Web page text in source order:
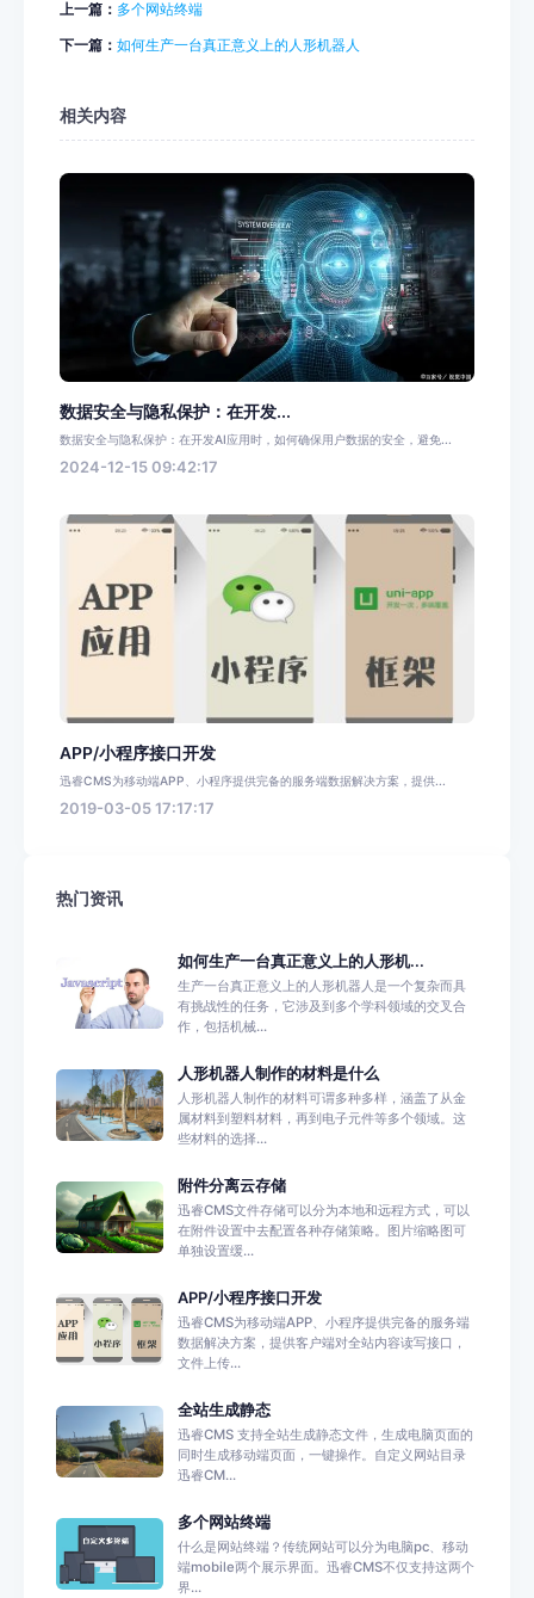
上一篇： 多个网站终端
下一篇： 如何生产一台真正意义上的人形机器人
相关内容
数据安全与隐私保护：在开发...
数据安全与隐私保护：在开发AI应用时，如何确保用户数据的安全，避免...
2024-12-15 09:42:17
APP/小程序接口开发
迅睿CMS为移动端APP、小程序提供完备的服务端数据解决方案，提供...
2019-03-05 17:17:17
热门资讯
如何生产一台真正意义上的人形机...
生产一台真正意义上的人形机器人是一个复杂而具
有挑战性的任务，它涉及到多个学科领域的交叉合
作，包括机械...
人形机器人制作的材料是什么
人形机器人制作的材料可谓多种多样，涵盖了从金
属材料到塑料材料，再到电子元件等多个领域。这
些材料的选择...
附件分离云存储
迅睿CMS文件存储可以分为本地和远程方式，可以
在附件设置中去配置各种存储策略。图片缩略图可
单独设置缓...
APP/小程序接口开发
迅睿CMS为移动端APP、小程序提供完备的服务端
数据解决方案，提供客户端对全站内容读写接口，
文件上传...
全站生成静态
迅睿CMS 支持全站生成静态文件，生成电脑页面的
同时生成移动端页面，一键操作。自定义网站目录
迅睿CM...
多个网站终端
什么是网站终端？传统网站可以分为电脑pc、移动
端mobile两个展示界面。迅睿CMS不仅支持这两个
界...